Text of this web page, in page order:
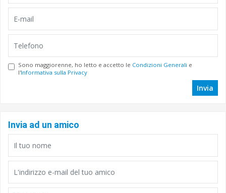
Sono maggiorenne, ho letto e accetto le Condizioni Generali e
l'Informativa sulla Privacy
Invia
Invia ad un amico